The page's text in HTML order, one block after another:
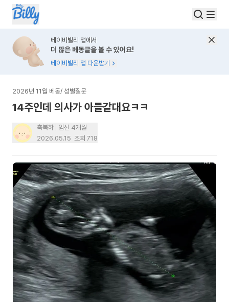
베이비빌리 앱에서
더 많은 베동글을 볼 수 있어요!
베이비빌리 앱 다운받기
2026년 11월 베동/ 성별질문
14주인데 의사가 아들같대요ㅋㅋ
축복햐
임신 4개월
2026.05.15 조회 718